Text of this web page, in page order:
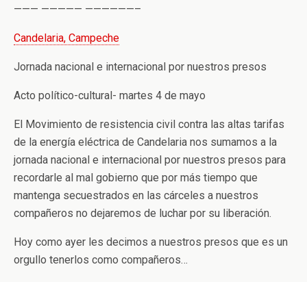
——— ————— ——————–
Candelaria, Campeche
Jornada nacional e internacional por nuestros presos
Acto político-cultural- martes 4 de mayo
El Movimiento de resistencia civil contra las altas tarifas
de la energía eléctrica de Candelaria nos sumamos a la
jornada nacional e internacional por nuestros presos para
recordarle al mal gobierno que por más tiempo que
mantenga secuestrados en las cárceles a nuestros
compañeros no dejaremos de luchar por su liberación.
Hoy como ayer les decimos a nuestros presos que es un
orgullo tenerlos como compañeros…